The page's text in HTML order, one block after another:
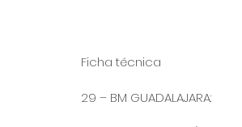
Ficha técnica
29 – BM GUADALAJARA: